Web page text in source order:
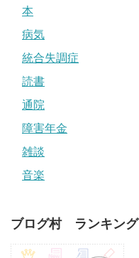
本
病気
統合失調症
読書
通院
障害年金
雑談
音楽
ブログ村 ランキング